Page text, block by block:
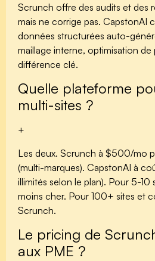
Scrunch offre des audits et des
mais ne corrige pas. CapstonAI
données structurées auto-
maillage interne, optimisation de
différence clé.
Quelle plateforme
multi-sites ?
+
Les deux. Scrunch à $500/mo
(multi-marques). CapstonAI à
illimités selon le plan). Pour 5-
moins cher. Pour 100+ sites et
Scrunch.
Le pricing de
aux PME ?